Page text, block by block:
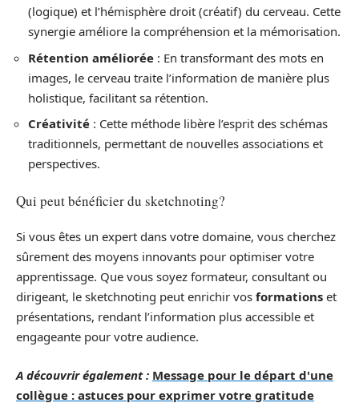
(logique) et l’hémisphère droit (créatif) du cerveau. Cette
synergie améliore la compréhension et la mémorisation.
Rétention améliorée : En transformant des mots en
images, le cerveau traite l’information de manière plus
holistique, facilitant sa rétention.
Créativité : Cette méthode libère l’esprit des schémas
traditionnels, permettant de nouvelles associations et
perspectives.
Qui peut bénéficier du sketchnoting?
Si vous êtes un expert dans votre domaine, vous cherchez
sûrement des moyens innovants pour optimiser votre
apprentissage. Que vous soyez formateur, consultant ou
dirigeant, le sketchnoting peut enrichir vos formations et
présentations, rendant l’information plus accessible et
engageante pour votre audience.
A découvrir également : Message pour le départ d'une
collègue : astuces pour exprimer votre gratitude